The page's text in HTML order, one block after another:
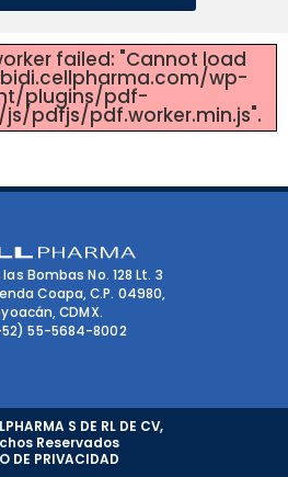
failed: "Cannot load
wp-
plugins/pdf-
pdfjs/pdf.worker.min.js".
Bombas No. 128 Lt. 3
Coapa, C.P. 04980,
CDMX.
55-5684-8002
S DE RL DE CV,
Reservados
DE PRIVACIDAD